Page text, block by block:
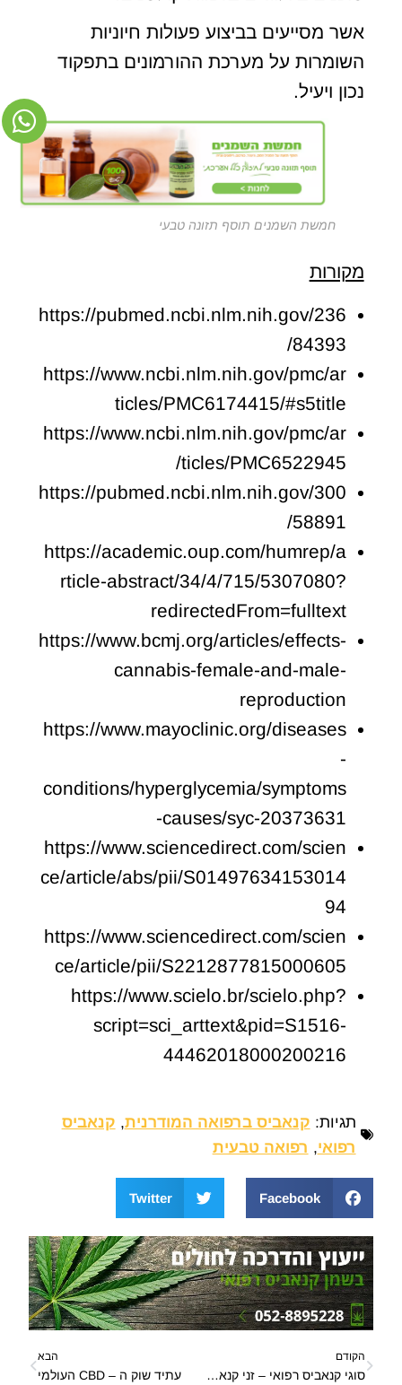
אשר מסייעים בביצוע פעולות חיוניות
השומרות על מערכת ההורמונים בתפקוד
נכון ויעיל.
חמשת השמנים תוסף תזונה טבעי
מקורות
https://pubmed.ncbi.nlm.nih.gov/236
84393/
https://www.ncbi.nlm.nih.gov/pmc/ar
ticles/PMC6174415/#s5title
https://www.ncbi.nlm.nih.gov/pmc/ar
ticles/PMC6522945/
https://pubmed.ncbi.nlm.nih.gov/300
58891/
https://academic.oup.com/humrep/a
rticle-abstract/34/4/715/5307080?
redirectedFrom=fulltext
https://www.bcmj.org/articles/effects-
cannabis-female-and-male-
reproduction
https://www.mayoclinic.org/diseases
-
conditions/hyperglycemia/symptoms
-causes/syc-20373631
https://www.sciencedirect.com/scien
ce/article/abs/pii/S01497634153014
94
https://www.sciencedirect.com/scien
ce/article/pii/S2212877815000605
https://www.scielo.br/scielo.php?
script=sci_arttext&pid=S1516-
44462018000200216
תגיות: קנאביס ברפואה המודרנית, קנאביס
רפואי, רפואה טבעית
Facebook
Twitter
הקודם
סוגי קנאביס רפואי – זני קנאביס סוגי קנאביס רפואי בישראל
הבא
עתיד שוק ה – CBD העולמי